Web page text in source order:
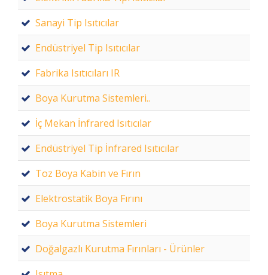
Sanayi Tip Isıtıcılar
Endüstriyel Tip Isıtıcılar
Fabrika Isıtıcıları IR
Boya Kurutma Sistemleri..
İç Mekan İnfrared Isıtıcılar
Endüstriyel Tip İnfrared Isıtıcılar
Toz Boya Kabin ve Fırın
Elektrostatik Boya Fırını
Boya Kurutma Sistemleri
Doğalgazlı Kurutma Fırınları - Ürünler